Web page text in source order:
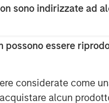
sono indirizzate ad
essere
considerate come
alcun
year-to-
level